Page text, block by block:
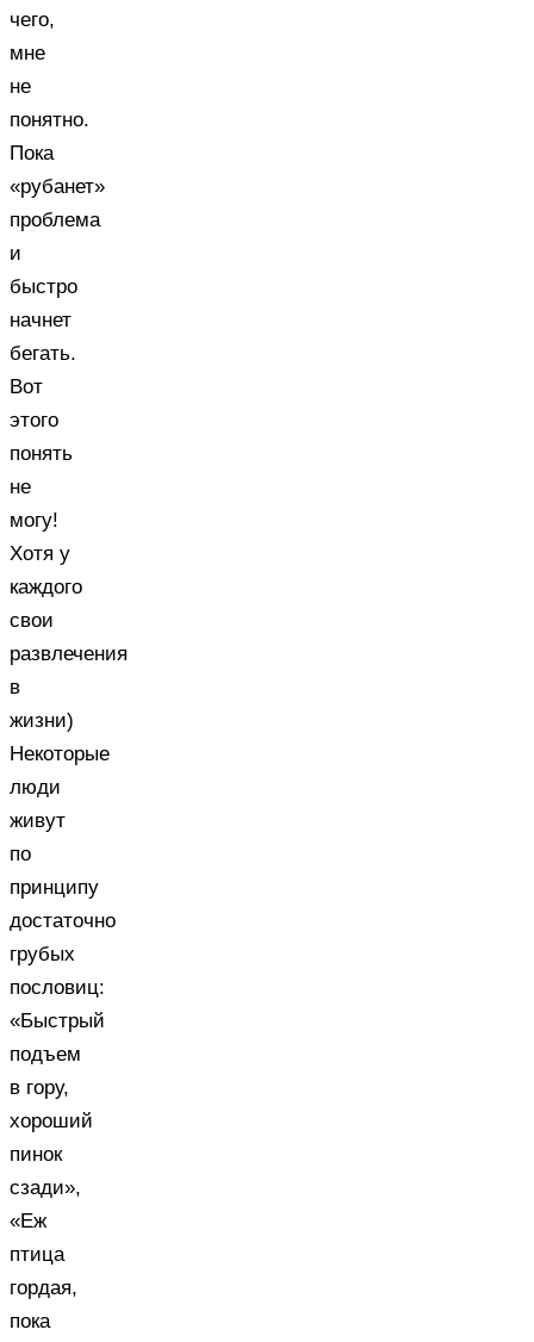
чего,
мне
не
понятно.
Пока
«рубанет»
проблема
и
быстро
начнет
бегать.
Вот
этого
понять
не
могу!
Хотя у
каждого
свои
развлечения
в
жизни)
Некоторые
люди
живут
по
принципу
достаточно
грубых
пословиц:
«Быстрый
подъем
в гору,
хороший
пинок
сзади»,
«Еж
птица
гордая,
пока